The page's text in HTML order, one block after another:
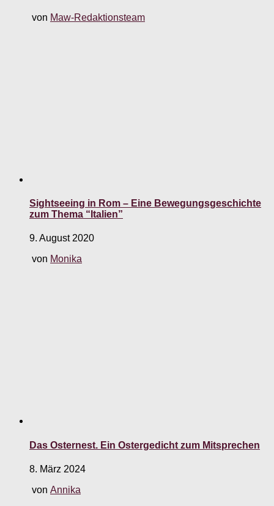
von Maw-Redaktionsteam
Sightseeing in Rom – Eine Bewegungsgeschichte
zum Thema “Italien”
9. August 2020
von Monika
Das Osternest. Ein Ostergedicht zum Mitsprechen
8. März 2024
von Annika